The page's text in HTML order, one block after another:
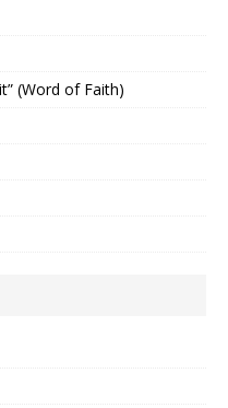
(Word of Faith)